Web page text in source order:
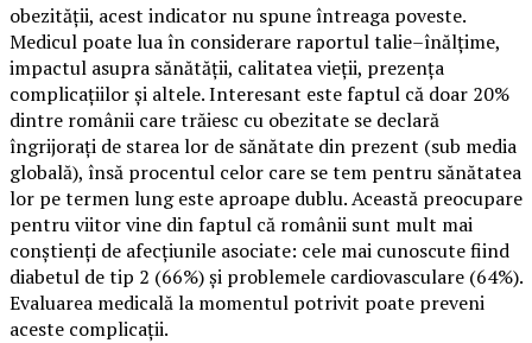
obezității, acest indicator nu spune întreaga poveste.
Medicul poate lua în considerare raportul talie–înălțime,
impactul asupra sănătății, calitatea vieții, prezența
complicațiilor și altele. Interesant este faptul că doar 20%
dintre românii care trăiesc cu obezitate se declară
îngrijorați de starea lor de sănătate din prezent (sub media
globală), însă procentul celor care se tem pentru sănătatea
lor pe termen lung este aproape dublu. Această preocupare
pentru viitor vine din faptul că românii sunt mult mai
conștienți de afecțiunile asociate: cele mai cunoscute fiind
diabetul de tip 2 (66%) și problemele cardiovasculare (64%).
Evaluarea medicală la momentul potrivit poate preveni
aceste complicații.